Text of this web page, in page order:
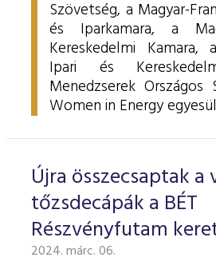
Szövetség, a Magyar-
és Iparkamara, a
Kereskedelmi Kamara, a
Ipari és
Menedzserek
Women in Energy
Újra összecsaptak a
tőzsdecápák a BÉT
Részvényfutam
2024. márc. 06.